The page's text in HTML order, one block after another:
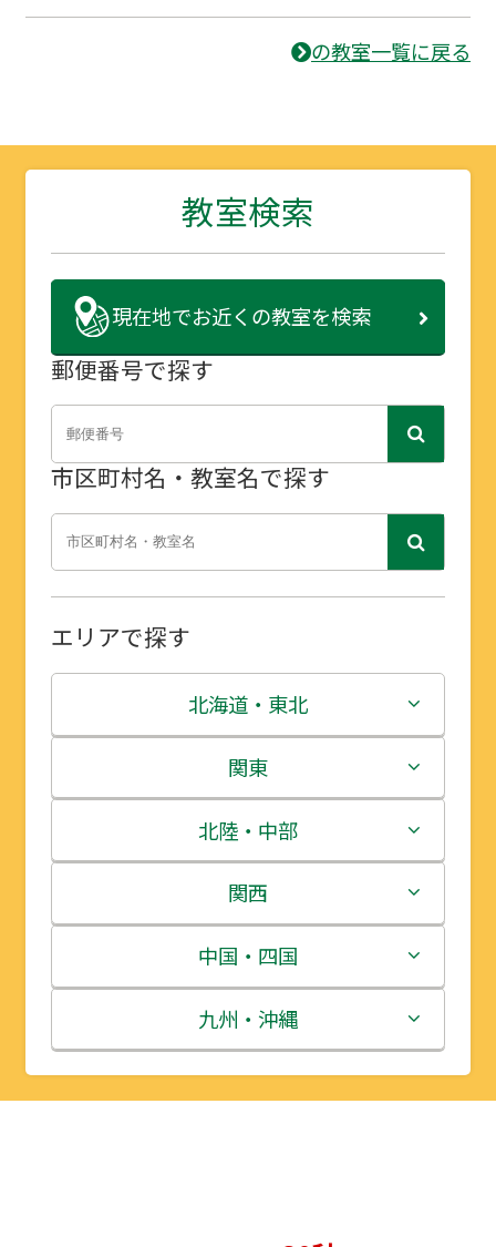
の教室一覧に戻る
教室検索
現在地でお近くの教室を検索
郵便番号で探す
市区町村名・教室名で探す
エリアで探す
北海道・東北
北海道
青森県
岩手県
宮城県
秋田県
山形県
関東
茨城県
栃木県
群馬県
埼玉県
千葉県
北陸・中部
新潟県
富山県
石川県
福井県
関西
三重県
滋賀県
京都府
中国・四国
鳥取県
島根県
九州・沖縄
福岡県